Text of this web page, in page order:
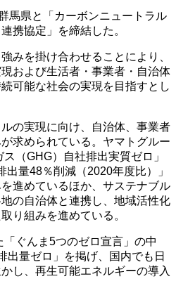
馬県と「カーボンニュートラル
携協定」を締結した。
みを掛け合わせることにより、
および生活者・事業者・自治体
可能な社会の実現を目指すとし
の実現に向け、自治体、事業者
求められている。ヤマトグルー
（GHG）自社排出実質ゼロ」
量48％削減（2020年度比）」
進めているほか、サステナブル
の自治体と連携し、地域活性化
り組みを進めている。
ぐんま5つのゼロ宣言」の中
出量ゼロ」を掲げ、国内でも日
し、再生可能エネルギーの導入